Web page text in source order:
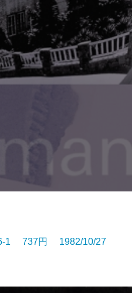
1 737円 1982/10/27